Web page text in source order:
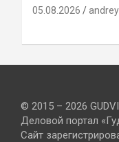
05.08.2026 andrey
© 2015 – 2026
Деловой портал
Сайт